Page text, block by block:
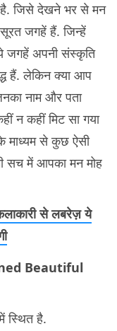
जिसे देखने भर से मन
जगहें हैं. जिन्हें
जगहें अपनी संस्कृति
हैं. लेकिन क्या आप
नाम और पता
न कहीं मिट सा गया
माध्यम से कुछ ऐसी
सच में आपका मन मोह
से लबरेज़ ये
Beautiful
स्थित है.